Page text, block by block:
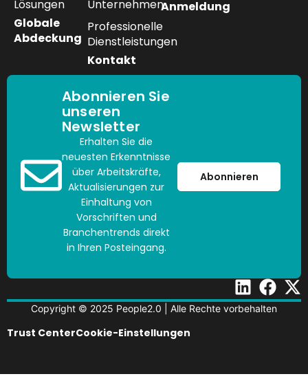
Lösungen
Globale
Abdeckung
Unternehmen
Professionelle
Dienstleistungen
Kontakt
Anmeldung
Abonnieren Sie
unseren
Newsletter
Erhalten Sie die
neuesten Erkenntnisse
über Arbeitskräfte,
Aktualisierungen zur
Einhaltung von
Vorschriften und
Branchentrends direkt
in Ihren Posteingang.
Abonnieren
Copyright © 2025 People2.0 | Alle Rechte vorbehalten
Trust CenterCookie-Einstellungen